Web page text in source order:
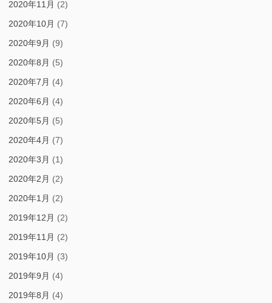
2020年11月 (2)
2020年10月 (7)
2020年9月 (9)
2020年8月 (5)
2020年7月 (4)
2020年6月 (4)
2020年5月 (5)
2020年4月 (7)
2020年3月 (1)
2020年2月 (2)
2020年1月 (2)
2019年12月 (2)
2019年11月 (2)
2019年10月 (3)
2019年9月 (4)
2019年8月 (4)